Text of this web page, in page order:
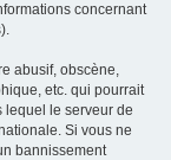
concernant
abusif, obscène,
etc. qui pourrait
lequel le serveur de
Si vous ne
bannissement